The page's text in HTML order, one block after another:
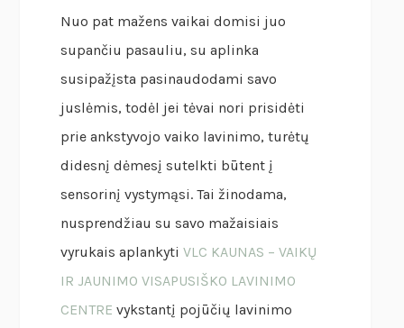
Nuo pat mažens vaikai domisi juo
supančiu pasauliu, su aplinka
susipažįsta pasinaudodami savo
juslėmis, todėl jei tėvai nori prisidėti
prie ankstyvojo vaiko lavinimo, turėtų
didesnį dėmesį sutelkti būtent į
sensorinį vystymąsi. Tai žinodama,
nusprendžiau su savo mažaisiais
vyrukais aplankytiVLC KAUNAS – VAIKŲ
IR JAUNIMO VISAPUSIŠKO LAVINIMO
CENTRE vykstantį pojūčių lavinimo